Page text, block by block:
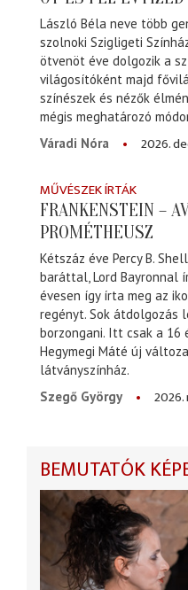
László Béla neve több
szolnoki Szigligeti
ötvenöt éve dolgozik a
világosítóként majd
színészek és nézők
mégis meghatározó
Váradi Nóra
2026.
MŰVÉSZEK ÍRTÁK
FRANKENSTEIN –
PROMÉTHEUSZ
Kétszáz éve Percy B.
baráttal, Lord Bayronnal
évesen így írta meg az
regényt. Sok átdolgozás
borzongani. Itt csak a 16
Hegymegi Máté új
látványszínház.
Szegő György
2026.
BEMUTATÓK